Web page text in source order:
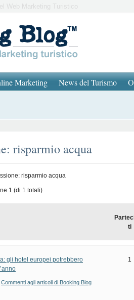
Web Marketing Turistico
Marketing News del Turismo
risparmio acqua
risparmio acqua
1 (di 1 totali)
ti
gli hotel europei potrebbero
Commenti agli articoli di Booking Blog
1